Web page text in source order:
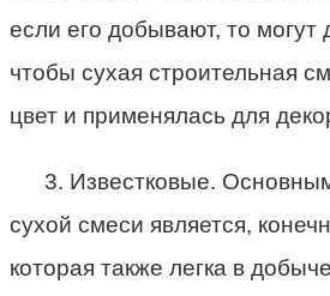
если его добывают, то могут
чтобы сухая строительная
цвет и применялась для
3. Известковые.
сухой смеси является,
которая также легка в